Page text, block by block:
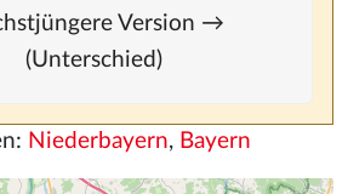
Version →
(Unterschied)
Niederbayern, Bayern